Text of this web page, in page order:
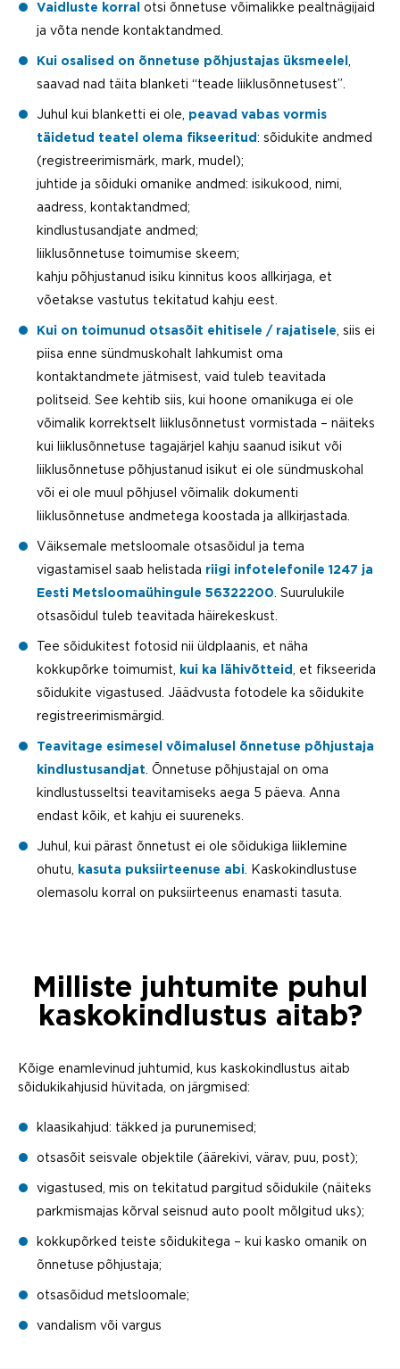
Vaidluste korral otsi õnnetuse võimalikke pealtnägijaid
ja võta nende kontaktandmed.
Kui osalised on õnnetuse põhjustajas üksmeelel
saavad nad täita blanketi “teade liiklusõnnetusest”.
Juhul kui blanketti ei ole, peavad vabas vormis
täidetud teatel olema fikseeritud : sõidukite andmed
(registreerimismärk, mark, mudel);
juhtide ja sõiduki omanike andmed: isikukood, nimi,
aadress, kontaktandmed;
kindlustusandjate andmed;
liiklusõnnetuse toimumise skeem;
kahju põhjustanud isiku kinnitus koos allkirjaga, et
võetakse vastutus tekitatud kahju eest.
Kui on toimunud otsasõit ehitisele / rajatisele , siis ei
piisa enne sündmuskohalt lahkumist oma
kontaktandmete jätmisest, vaid tuleb teavitada
politseid. See kehtib siis, kui hoone omanikuga ei ole
võimalik korrektselt liiklusõnnetust vormistada – näiteks
kui liiklusõnnetuse tagajärjel kahju saanud isikut või
liiklusõnnetuse põhjustanud isikut ei ole sündmuskohal
või ei ole muul põhjusel võimalik dokumenti
liiklusõnnetuse andmetega koostada ja allkirjastada.
Väiksemale metsloomale otsasõidul ja tema
vigastamisel saab helistada riigi infotelefonile 1247 ja
Eesti Metsloomaühingule 56322200 . Suurulukile
otsasõidul tuleb teavitada häirekeskust.
Tee sõidukitest fotosid nii üldplaanis, et näha
kokkupõrke toimumist, kui ka lähivõtteid , et fikseerida
sõidukite vigastused. Jäädvusta fotodele ka sõidukite
registreerimismärgid.
Teavitage esimesel võimalusel õnnetuse põhjustaja
kindlustusandjat . Õnnetuse põhjustajal on oma
kindlustusseltsi teavitamiseks aega 5 päeva. Anna
endast kõik, et kahju ei suureneks.
Juhul, kui pärast õnnetust ei ole sõidukiga liiklemine
ohutu, kasuta puksiirteenuse abi . Kaskokindlustuse
olemasolu korral on puksiirteenus enamasti tasuta.
Milliste juhtumite puhul
kaskokindlustus aitab?
Kõige enamlevinud juhtumid, kus kaskokindlustus aitab
sõidukikahjusid hüvitada, on järgmised:
klaasikahjud: täkked ja purunemised;
otsasõit seisvale objektile (äärekivi, värav, puu, post);
vigastused, mis on tekitatud pargitud sõidukile (näiteks
parkmismajas kõrval seisnud auto poolt mõlgitud uks);
kokkupõrked teiste sõidukitega – kui kasko omanik on
õnnetuse põhjustaja;
otsasõidud metsloomale;
vandalism või vargus